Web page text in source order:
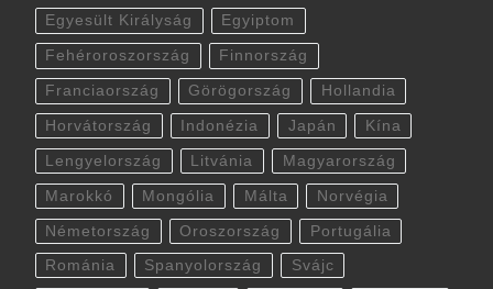
Egyesült Királyság Egyiptom
Fehéroroszország Finnország
Franciaország Görögország Hollandia
Horvátország Indonézia Japán Kína
Lengyelország Litvánia Magyarország
Marokkó Mongólia Málta Norvégia
Németország Oroszország Portugália
Románia Spanyolország Svájc